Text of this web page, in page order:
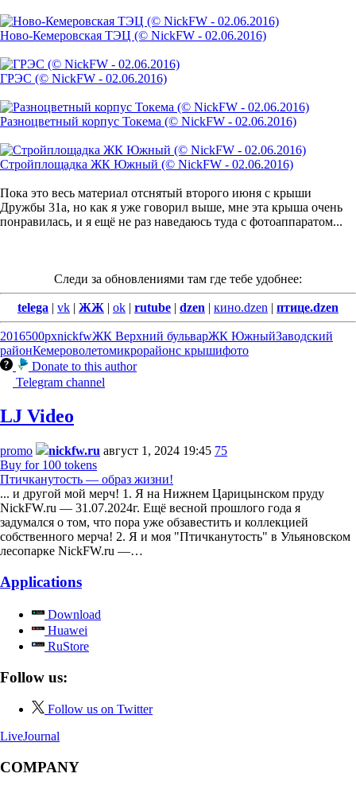
Ново-Кемеровская ТЭЦ (© NickFW - 02.06.2016)
ГРЭС (© NickFW - 02.06.2016)
Разноцветный корпус Токема (© NickFW - 02.06.2016)
Стройплощадка ЖК Южный (© NickFW - 02.06.2016)
Пока это весь материал отснятый второго июня с крыши
Дружбы 31а, но как я уже говорил выше, мне эта крыша очень
понравилась, и я ещё не раз наведаюсь туда с фотоаппаратом...
Следи за обновлениями там где тебе удобнее:
telega | vk | ЖЖ | ok | rutube | dzen | кино.dzen | птице.dzen
2016500pxnickfwЖК Верхний бульварЖК ЮжныйЗаводский
районКемероволетомикрорайонс крышифото
Donate to this author
Telegram channel
LJ Video
promo nickfw.ru август 1, 2024 19:45 75
Buy for 100 tokens
Птичканутость — образ жизни!
... и другой мой мерч! 1. Я на Нижнем Царицынском пруду
NickFW.ru — 31.07.2024г. Ещё весной прошлого года я
задумался о том, что пора уже обзавестить и коллекцией
собственного мерча! 2. Я и моя "Птичканутость" в Ульяновском
лесопарке NickFW.ru —…
Applications
Download
Huawei
RuStore
Follow us:
Follow us on Twitter
LiveJournal
COMPANY